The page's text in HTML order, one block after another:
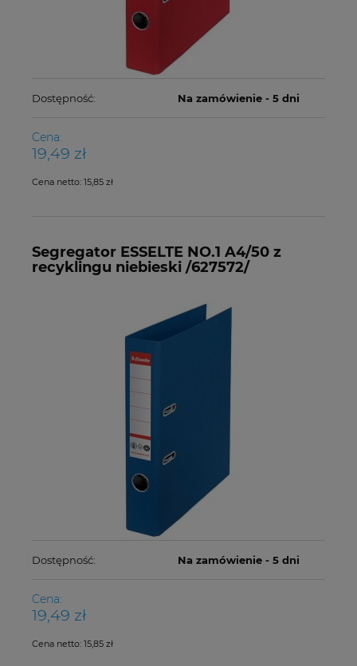
Dostępność: Na zamówienie - 5 dni
Cena:
19,49 zł
Cena netto: 15,85 zł
Segregator ESSELTE NO.1 A4/50 z
recyklingu niebieski /627572/
Dostępność: Na zamówienie - 5 dni
Cena:
19,49 zł
Cena netto: 15,85 zł